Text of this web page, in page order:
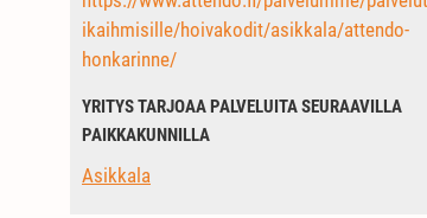
ikaihmisille/hoivakodit/asikkala/attendo-
honkarinne/
YRITYS TARJOAA PALVELUITA SEURAAVILLA
PAIKKAKUNNILLA
Asikkala